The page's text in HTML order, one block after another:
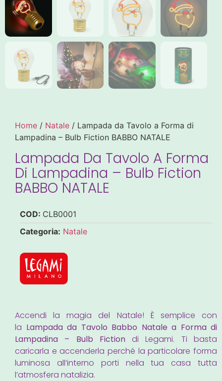
Home / Natale / Lampada da Tavolo a Forma di
Lampadina – Bulb Fiction BABBO NATALE
Lampada Da Tavolo A Forma
Di Lampadina – Bulb Fiction
BABBO NATALE
COD: CLB0001
Categoria: Natale
Accendi la magia del Natale! È semplice con
la Lampada da Tavolo Babbo Natale a Forma di
Lampadina – Bulb Fictiondi Legami. Ti basta
caricarla e accenderla perché la particolare forma
luminosa all’interno porti nella tua casa tutta
l’atmosfera natalizia.